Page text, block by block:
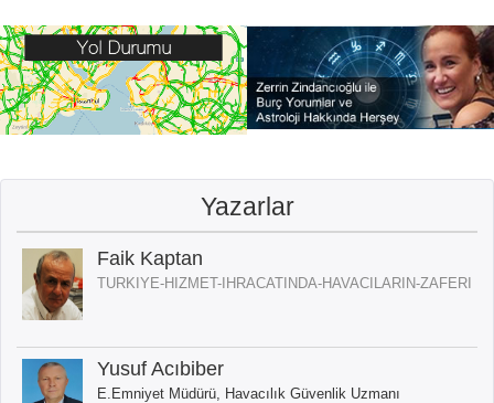
Yazarlar
Faik Kaptan
TURKIYE-HIZMET-IHRACATINDA-HAVACILARIN-ZAFERI
Yusuf Acıbiber
E.Emniyet Müdürü, Havacılık Güvenlik Uzmanı